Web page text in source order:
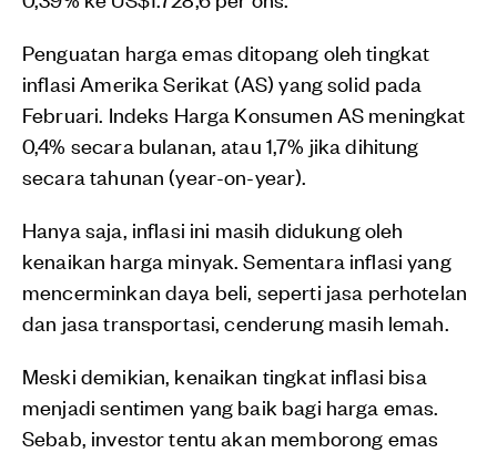
Penguatan harga emas ditopang oleh tingkat
inflasi Amerika Serikat (AS) yang solid pada
Februari. Indeks Harga Konsumen AS meningkat
0,4% secara bulanan, atau 1,7% jika dihitung
secara tahunan (year-on-year).
Hanya saja, inflasi ini masih didukung oleh
kenaikan harga minyak. Sementara inflasi yang
mencerminkan daya beli, seperti jasa perhotelan
dan jasa transportasi, cenderung masih lemah.
Meski demikian, kenaikan tingkat inflasi bisa
menjadi sentimen yang baik bagi harga emas.
Sebab, investor tentu akan memborong emas